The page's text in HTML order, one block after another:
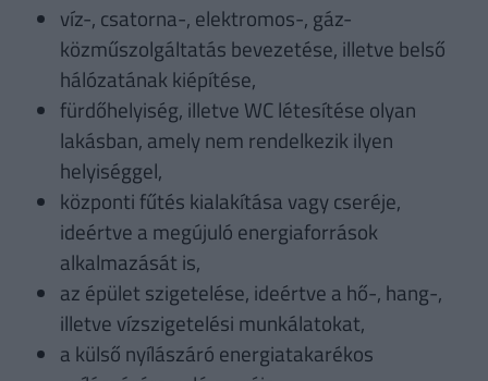
víz-, csatorna-, elektromos-, gáz-
közműszolgáltatás bevezetése, illetve belső
hálózatának kiépítése,
fürdőhelyiség, illetve WC létesítése olyan
lakásban, amely nem rendelkezik ilyen
helyiséggel,
központi fűtés kialakítása vagy cseréje,
ideértve a megújuló energiaforrások
alkalmazását is,
az épület szigetelése, ideértve a hő-, hang-,
illetve vízszigetelési munkálatokat,
a külső nyílászáró energiatakarékos